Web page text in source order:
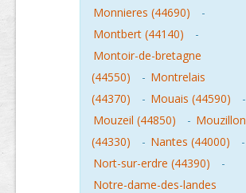
Monnieres (44690)
-
Montbert (44140)
-
Montoir-de-bretagne
(44550)
- Montrelais
(44370)
- Mouais (44590)
-
Mouzeil (44850)
- Mouzillon
(44330)
- Nantes (44000)
-
Nort-sur-erdre (44390)
-
Notre-dame-des-landes